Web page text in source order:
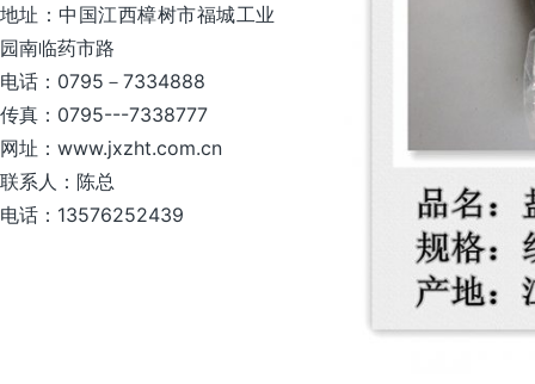
地址：中国江西樟树市福城工业
园南临药市路
电话：0795－7334888
传真：0795---7338777
网址：www.jxzht.com.cn
联系人：陈总
电话：13576252439